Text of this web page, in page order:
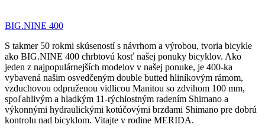
BIG.NINE 400
S takmer 50 rokmi skúseností s návrhom a výrobou, tvoria bicykle
ako BIG.NINE 400 chrbtovú kosť našej ponuky bicyklov. Ako
jeden z najpopulárnejších modelov v našej ponuke, je 400-ka
vybavená našim osvedčeným double butted hliníkovým rámom,
vzduchovou odpruženou vidlicou Manitou so zdvihom 100 mm,
spoľahlivým a hladkým 11-rýchlostným radením Shimano a
výkonnými hydraulickými kotúčovými brzdami Shimano pre dobrú
kontrolu nad bicyklom. Vitajte v rodine MERIDA.